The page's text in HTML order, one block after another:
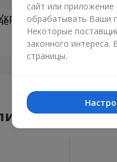
сайт или
обрабатывать Ваши
Некоторые
законного
страницы.